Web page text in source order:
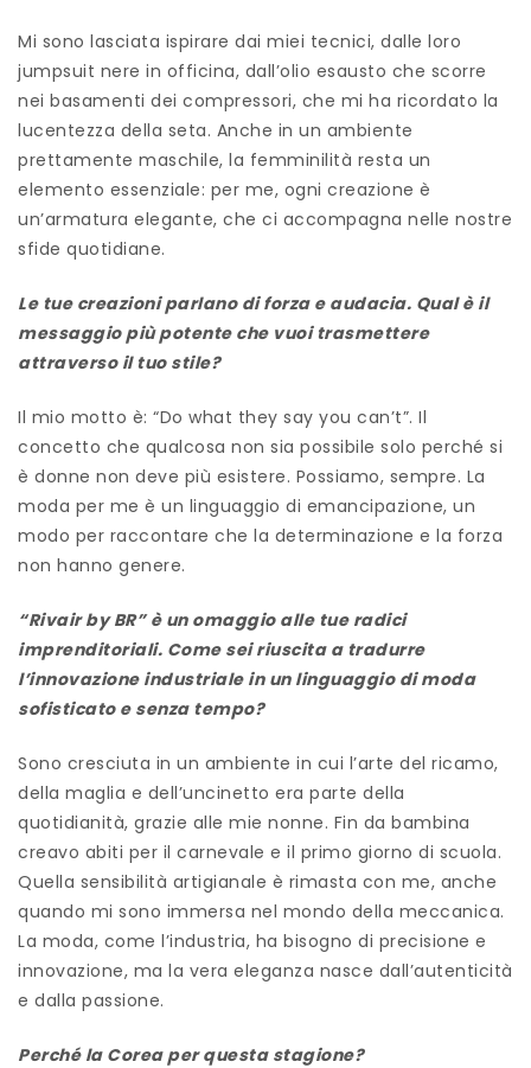
Mi sono lasciata ispirare dai miei tecnici, dalle loro
jumpsuit nere in officina, dall’olio esausto che scorre
nei basamenti dei compressori, che mi ha ricordato la
lucentezza della seta. Anche in un ambiente
prettamente maschile, la femminilità resta un
elemento essenziale: per me, ogni creazione è
un’armatura elegante, che ci accompagna nelle nostre
sfide quotidiane.
Le tue creazioni parlano di forza e audacia. Qual è il
messaggio più potente che vuoi trasmettere
attraverso il tuo stile?
Il mio motto è: “Do what they say you can’t”. Il
concetto che qualcosa non sia possibile solo perché si
è donne non deve più esistere. Possiamo, sempre. La
moda per me è un linguaggio di emancipazione, un
modo per raccontare che la determinazione e la forza
non hanno genere.
“Rivair by BR” è un omaggio alle tue radici
imprenditoriali. Come sei riuscita a tradurre
l’innovazione industriale in un linguaggio di moda
sofisticato e senza tempo?
Sono cresciuta in un ambiente in cui l’arte del ricamo,
della maglia e dell’uncinetto era parte della
quotidianità, grazie alle mie nonne. Fin da bambina
creavo abiti per il carnevale e il primo giorno di scuola.
Quella sensibilità artigianale è rimasta con me, anche
quando mi sono immersa nel mondo della meccanica.
La moda, come l’industria, ha bisogno di precisione e
innovazione, ma la vera eleganza nasce dall’autenticità
e dalla passione.
Perché la Corea per questa stagione?